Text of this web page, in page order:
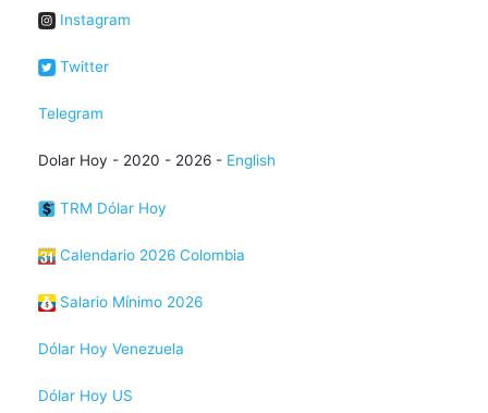
Instagram
Twitter
Telegram
Dolar Hoy - 2020 - 2026 - English
TRM Dólar Hoy
Calendario 2026 Colombia
Salario Mínimo 2026
Dólar Hoy Venezuela
Dólar Hoy US